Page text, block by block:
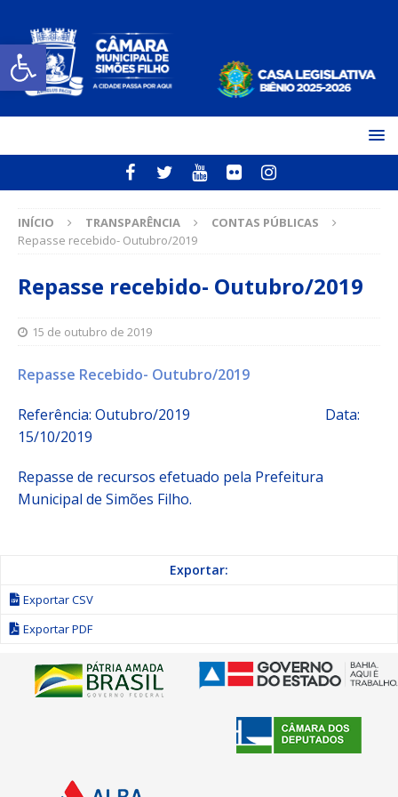
Open toolbar
INÍCIO TRANSPARÊNCIA
CONTAS PÚBLICAS
Repasse recebido- Outubro/2019
Repasse recebido- Outubro/2019
15 de outubro de 2019
Repasse Recebido- Outubro/2019
Referência: Outubro/2019 Data:
15/10/2019
Repasse de recursos efetuado pela Prefeitura
Municipal de Simões Filho.
Exportar:
Exportar CSV
Exportar PDF